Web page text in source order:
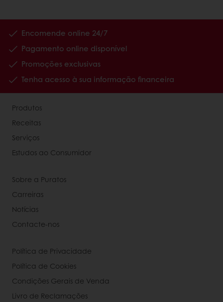
Encomende online 24/7
Pagamento online disponível
Promoções exclusivas
Tenha acesso à sua informação financeira
Produtos
Receitas
Serviços
Estudos ao Consumidor
Sobre a Puratos
Carreiras
Notícias
Contacte-nos
Política de Privacidade
Política de Cookies
Condições Gerais de Venda
Livro de Reclamações